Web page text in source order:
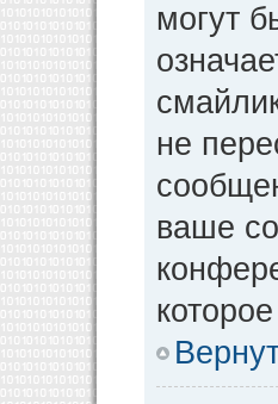
могут
не
ваше